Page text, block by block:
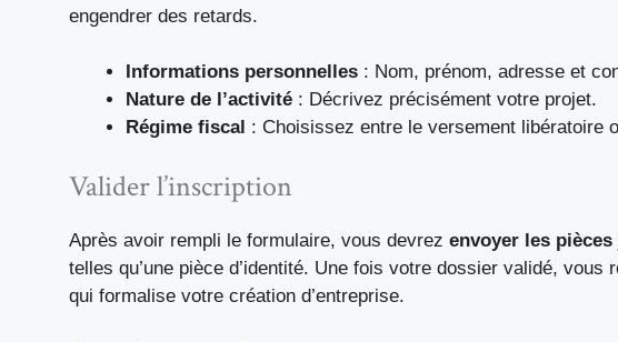
engendrer des retards.
Informations personnelles : Nom, prénom, adresse et
Nature de l’activité : Décrivez précisément votre projet.
Régime fiscal : Choisissez entre le versement libératoire
Valider l’inscription
Après avoir rempli le formulaire, vous devrez envoyer les
telles qu’une pièce d’identité. Une fois votre dossier validé, vous
qui formalise votre création d’entreprise.